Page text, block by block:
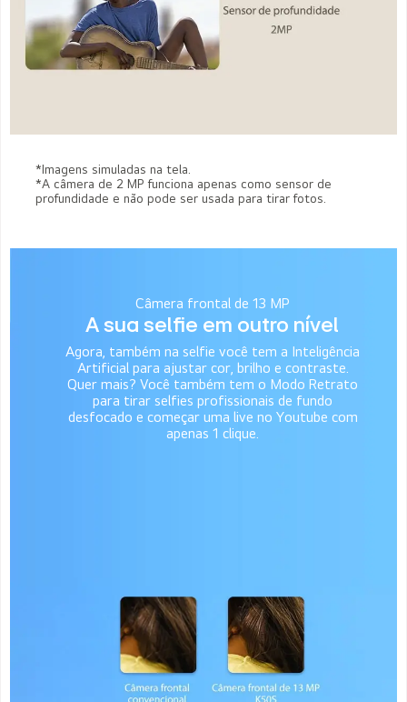
*Imagens simuladas na tela.
*A câmera de 2 MP funciona apenas como sensor de
profundidade e não pode ser usada para tirar fotos.
Câmera frontal de 13 MP
A sua selfie em outro nível
Agora, também na selfie você tem a Inteligência
Artificial para ajustar cor, brilho e contraste.
Quer mais? Você também tem o Modo Retrato
para tirar selfies profissionais de fundo
desfocado e começar uma live no Youtube com
apenas 1 clique.